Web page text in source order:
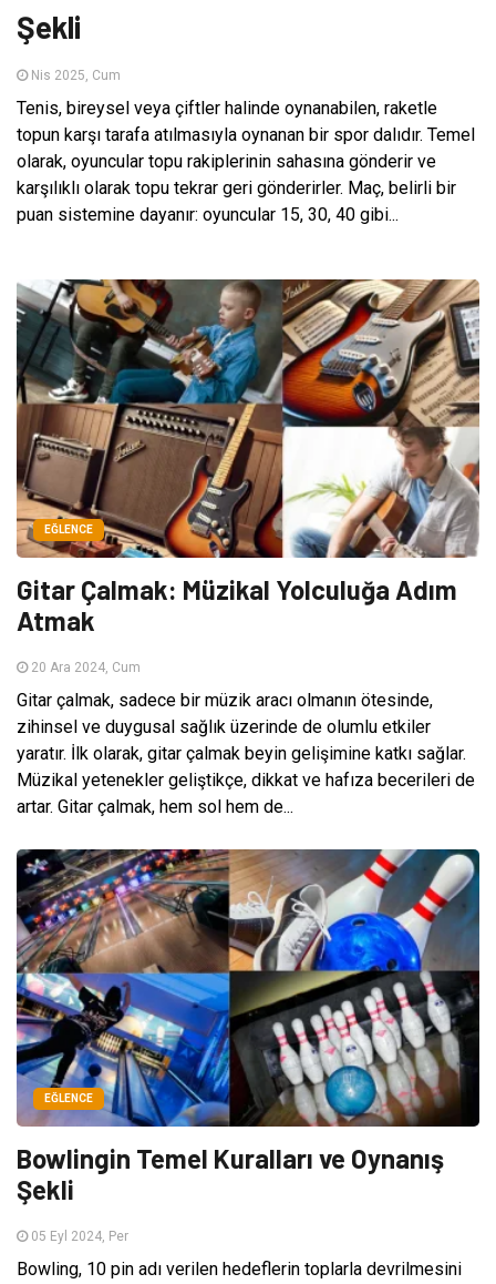
Şekli
Nis 2025, Cum
Tenis, bireysel veya çiftler halinde oynanabilen, raketle
topun karşı tarafa atılmasıyla oynanan bir spor dalıdır. Temel
olarak, oyuncular topu rakiplerinin sahasına gönderir ve
karşılıklı olarak topu tekrar geri gönderirler. Maç, belirli bir
puan sistemine dayanır: oyuncular 15, 30, 40 gibi...
EĞLENCE
Gitar Çalmak: Müzikal Yolculuğa Adım
Atmak
20 Ara 2024, Cum
Gitar çalmak, sadece bir müzik aracı olmanın ötesinde,
zihinsel ve duygusal sağlık üzerinde de olumlu etkiler
yaratır. İlk olarak, gitar çalmak beyin gelişimine katkı sağlar.
Müzikal yetenekler geliştikçe, dikkat ve hafıza becerileri de
artar. Gitar çalmak, hem sol hem de...
EĞLENCE
Bowlingin Temel Kuralları ve Oynanış
Şekli
05 Eyl 2024, Per
Bowling, 10 pin adı verilen hedeflerin toplarla devrilmesini